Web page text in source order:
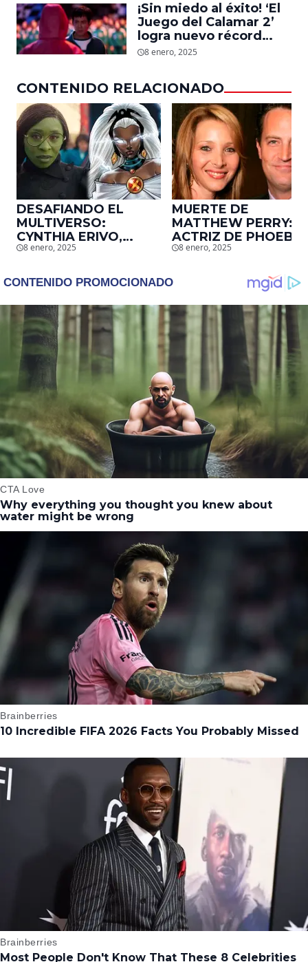
daño que le hizo la
industria a su cuerpo
¡Sin miedo al éxito! ‘El
Juego del Calamar 2’
logra nuevo récord
mundial en tan solo 11
8 enero, 2025
CONTENIDO RELACIONADO
DESAFIANDO EL
MULTIVERSO:
CYNTHIA ERIVO,
PROTAGONISTA DE
SER STORM EN EL
8 enero, 2025
MUERTE DE
MATTHEW PERRY:
ACTRIZ DE PHOEBE,
EN ‘FRIENDS’,
EMOTIVO MENSAJE
QUE EL ACTOR LE
DEJÓ
8 enero, 2025